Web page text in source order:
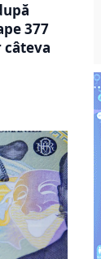
377
câteva